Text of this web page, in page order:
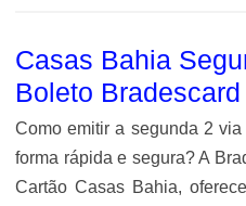
Casas Bahia
Boleto Bradescard
Como emitir a segunda 2
forma rápida e segura? A
Cartão Casas Bahia,